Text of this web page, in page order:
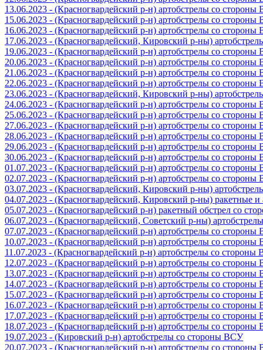
13.06.2023 - (Красногвардейский р-н) артобстрелы со
15.06.2023 - (Красногвардейский р-н) артобстрелы со
16.06.2023 - (Красногвардейский р-н) артобстрелы со
17.06.2023 - (Красногвардейский, Кировский р-ны)
19.06.2023 - (Красногвардейский р-н) артобстрелы со
20.06.2023 - (Красногвардейский р-н) артобстрелы со
21.06.2023 - (Красногвардейский р-н) артобстрелы со
22.06.2023 - (Красногвардейский р-н) артобстрелы со
23.06.2023 - (Красногвардейский, Кировский р-ны)
24.06.2023 - (Красногвардейский р-н) артобстрелы со
25.06.2023 - (Красногвардейский р-н) артобстрелы со
27.06.2023 - (Красногвардейский р-н) артобстрелы со
28.06.2023 - (Красногвардейский р-н) артобстрелы со
29.06.2023 - (Красногвардейский р-н) артобстрелы со
30.06.2023 - (Красногвардейский р-н) артобстрелы со
01.07.2023 - (Красногвардейский р-н) артобстрелы со
02.07.2023 - (Красногвардейский р-н) артобстрелы со
03.07.2023 - (Красногвардейский, Кировский р-ны)
04.07.2023 - (Красногвардейский, Кировский р-ны) ракетные
05.07.2023 - (Красногвардейский р-н) ракетный обстрел со
06.07.2023 - (Красногвардейский, Советский р-ны)
07.07.2023 - (Красногвардейский р-н) артобстрелы со
10.07.2023 - (Красногвардейский р-н) артобстрелы со
11.07.2023 - (Красногвардейский р-н) артобстрелы со стороны
12.07.2023 - (Красногвардейский р-н) артобстрелы со
13.07.2023 - (Красногвардейский р-н) артобстрелы со
14.07.2023 - (Красногвардейский р-н) артобстрелы со
15.07.2023 - (Красногвардейский р-н) артобстрелы со
16.07.2023 - (Красногвардейский р-н) артобстрелы со
17.07.2023 - (Красногвардейский р-н) артобстрелы со
18.07.2023 - (Красногвардейский р-н) артобстрелы со
19.07.2023 - (Кировский р-н) артобстрелы со стороны ВСУ
20.07.2023 - (Красногвардейский р-н) артобстрелы со